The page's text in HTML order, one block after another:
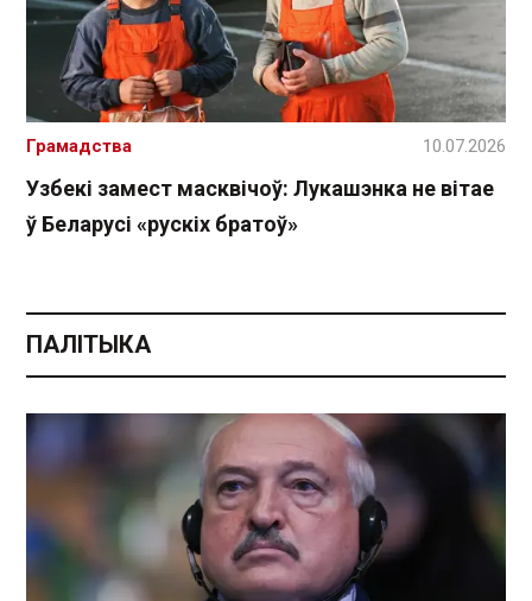
Узбекі замест масквічоў: Лукашэнка не вітае
ў Беларусі «рускіх братоў»
Грамадства 10.07.2026
ПАЛІТЫКА